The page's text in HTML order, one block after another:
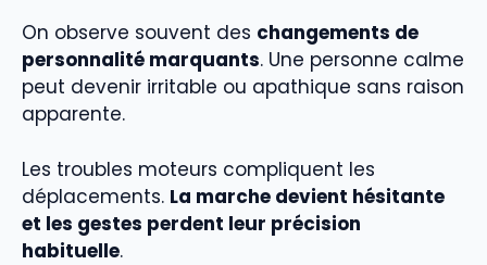
On observe souvent des changements de
personnalité marquants. Une personne calme
peut devenir irritable ou apathique sans raison
apparente.
Les troubles moteurs compliquent les
déplacements. La marche devient hésitante
et les gestes perdent leur précision
habituelle.